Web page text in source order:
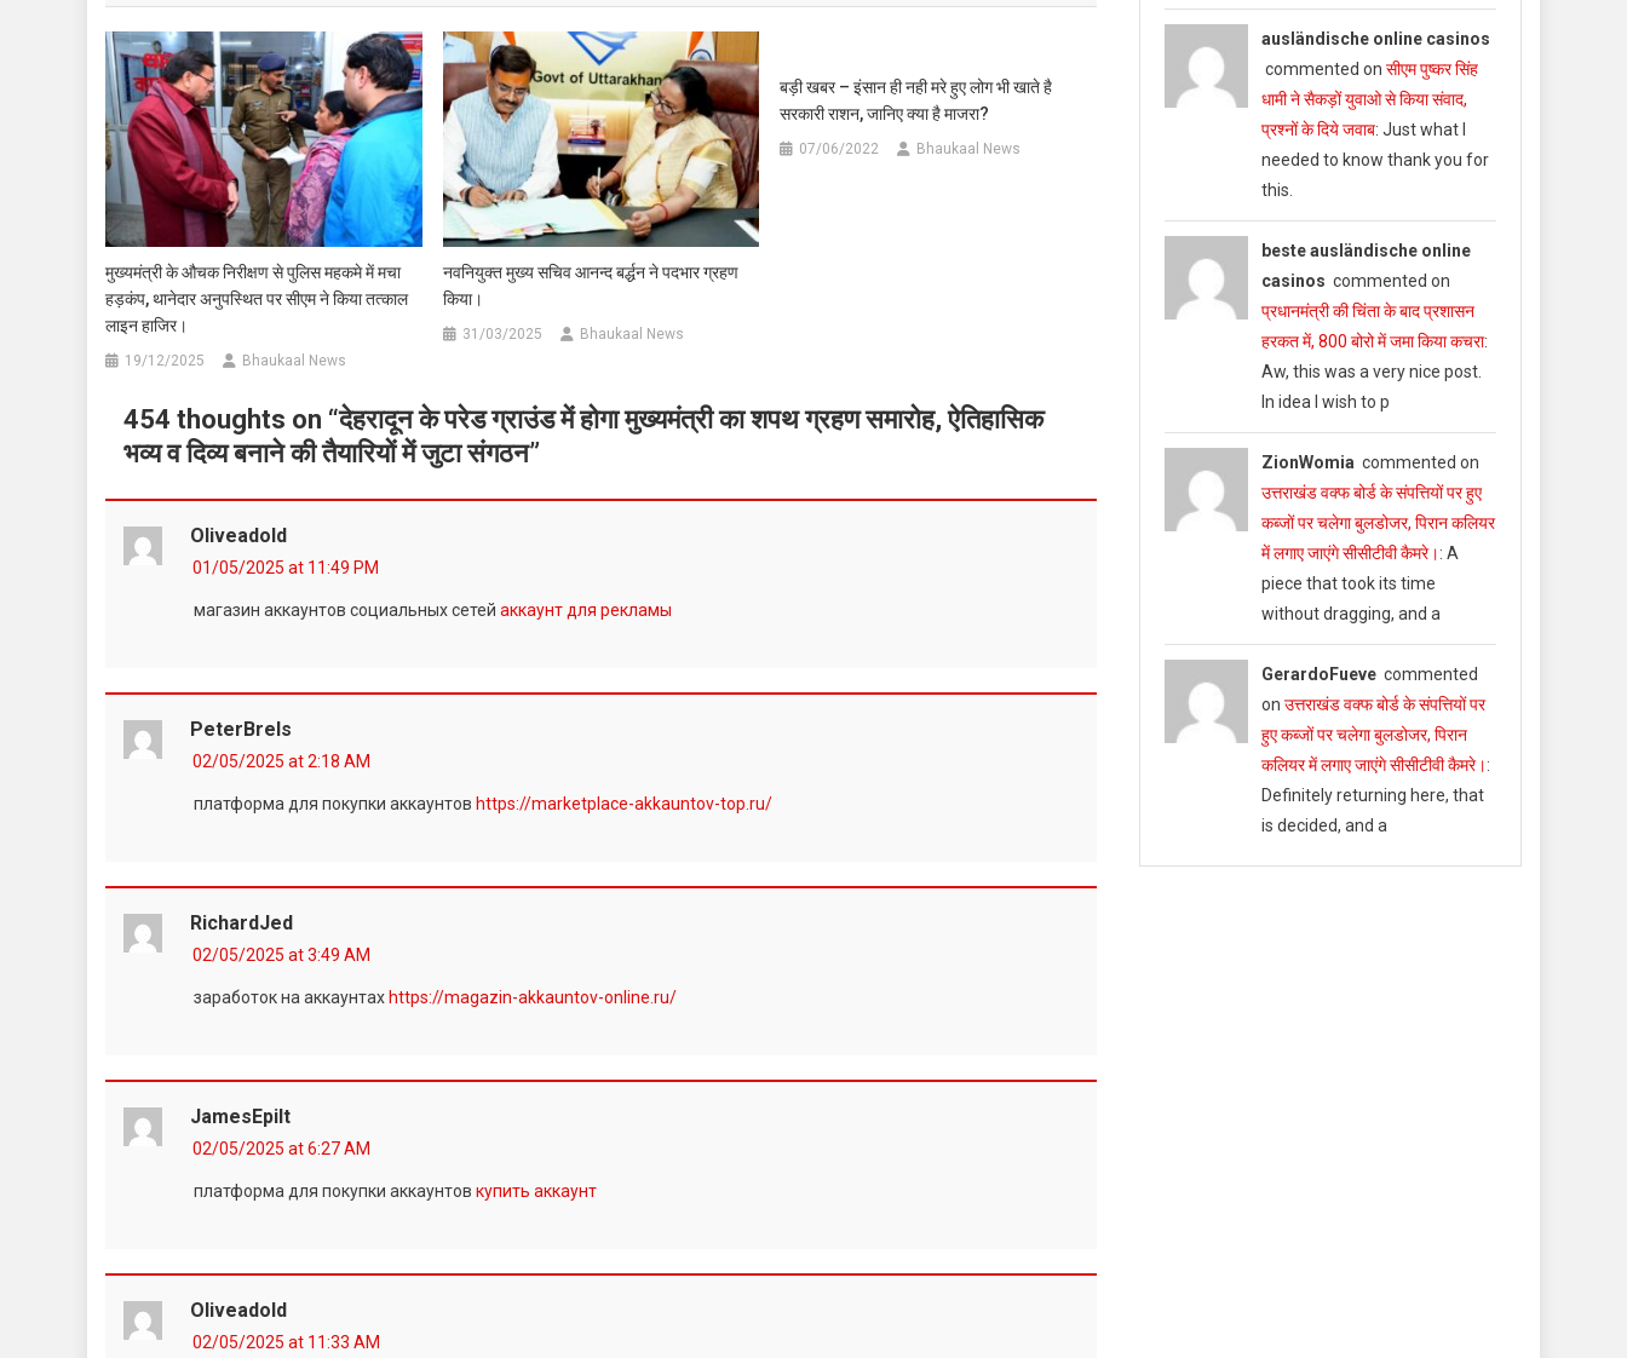
मुख्यमंत्री के औचक निरीक्षण से पुलिस महकमे में मचा
हड़कंप, थानेदार अनुपस्थित पर सीएम ने किया तत्काल
लाइन हाजिर।
19/12/2025 Bhaukaal News
नवनियुक्त मुख्य सचिव आनन्द बर्द्धन ने पदभार ग्रहण
किया।
31/03/2025 Bhaukaal News
बड़ी खबर – इंसान ही नही मरे हुए लोग भी खाते है
सरकारी राशन, जानिए क्या है माजरा?
07/06/2022 Bhaukaal News
454 thoughts on “देहरादून के परेड ग्राउंड में होगा मुख्यमंत्री का शपथ ग्रहण समारोह, ऐतिहासिक
भव्य व दिव्य बनाने की तैयारियों में जुटा संगठन”
Oliveadold
01/05/2025 at 11:49 PM
магазин аккаунтов социальных сетей аккаунт для рекламы
PeterBrels
02/05/2025 at 2:18 AM
платформа для покупки аккаунтов https://marketplace-akkauntov-top.ru/
RichardJed
02/05/2025 at 3:49 AM
заработок на аккаунтах https://magazin-akkauntov-online.ru/
JamesEpilt
02/05/2025 at 6:27 AM
платформа для покупки аккаунтов купить аккаунт
Oliveadold
02/05/2025 at 11:33 AM
ausländische online casinos
commented on सीएम पुष्कर सिंह
धामी ने सैकड़ों युवाओ से किया संवाद,
प्रश्नों के दिये जवाब: Just what I
needed to know thank you for
this.
beste ausländische online
casinos commented on
प्रधानमंत्री की चिंता के बाद प्रशासन
हरकत में, 800 बोरो में जमा किया कचरा:
Aw, this was a very nice post.
In idea I wish to p
ZionWomiacommented on
उत्तराखंड वक्फ बोर्ड के संपत्तियों पर हुए
कब्जों पर चलेगा बुलडोजर, पिरान कलियर
में लगाए जाएंगे सीसीटीवी कैमरे।: A
piece that took its time
without dragging, and a
GerardoFuevecommented
on उत्तराखंड वक्फ बोर्ड के संपत्तियों पर
हुए कब्जों पर चलेगा बुलडोजर, पिरान
कलियर में लगाए जाएंगे सीसीटीवी कैमरे।:
Definitely returning here, that
is decided, and a